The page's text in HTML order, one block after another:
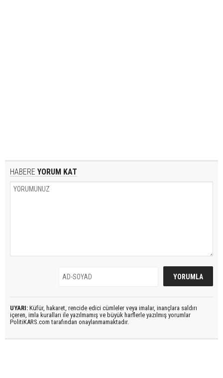
HABERE YORUM KAT
UYARI: Küfür, hakaret, rencide edici cümleler veya imalar, inançlara saldırı
içeren, imla kuralları ile yazılmamış ve büyük harflerle yazılmış yorumlar
PolitiKARS.com tarafından onaylanmamaktadır.